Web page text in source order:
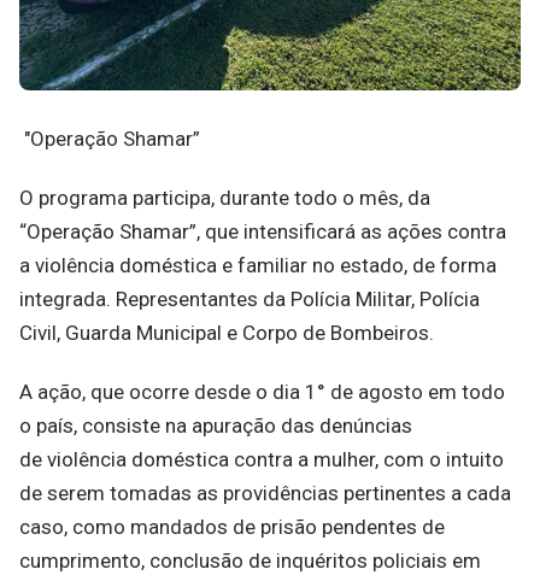
"Operação Shamar”
O programa participa, durante todo o mês, da
“Operação Shamar”, que intensificará as ações contra
a violência doméstica e familiar no estado, de forma
integrada. Representantes da Polícia Militar, Polícia
Civil, Guarda Municipal e Corpo de Bombeiros.
A ação, que ocorre desde o dia 1° de agosto em todo
o país, consiste na apuração das denúncias
de violência doméstica contra a mulher, com o intuito
de serem tomadas as providências pertinentes a cada
caso, como mandados de prisão pendentes de
cumprimento, conclusão de inquéritos policiais em